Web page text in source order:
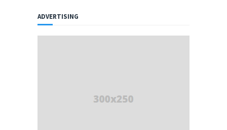
ADVERTISING